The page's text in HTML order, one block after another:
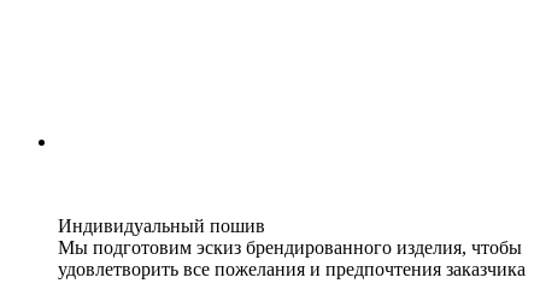
Индивидуальный пошив
Мы подготовим эскиз брендированного изделия, чтобы
удовлетворить все пожелания и предпочтения заказчика